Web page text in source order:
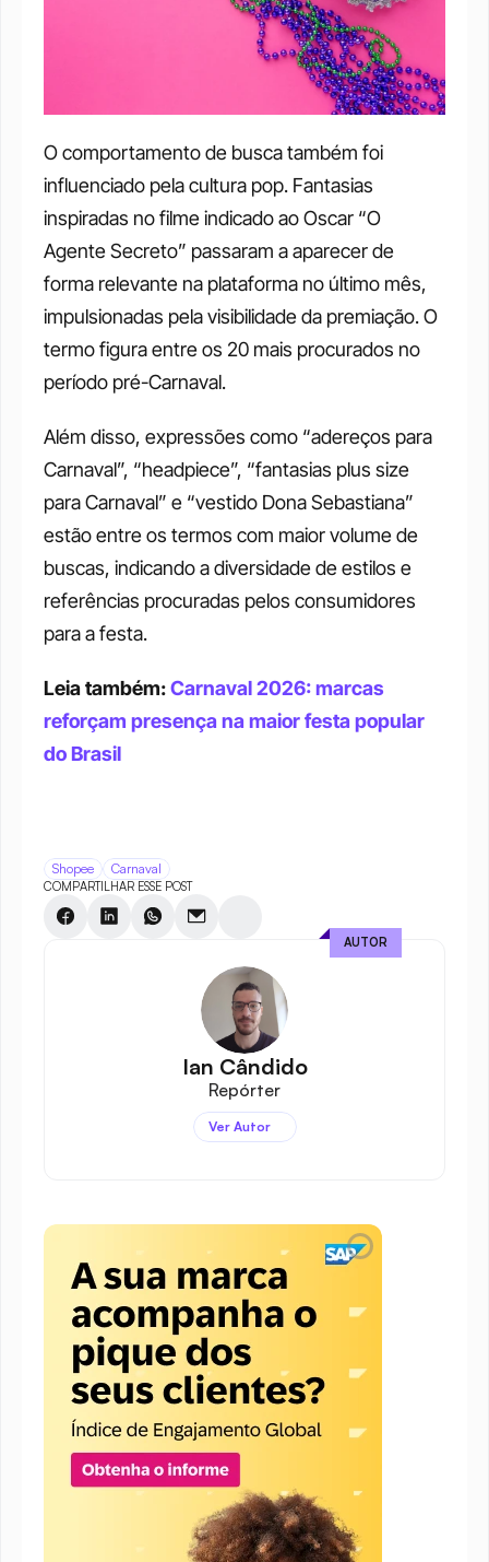
O comportamento de busca também foi
influenciado pela cultura pop. Fantasias
inspiradas no filme indicado ao Oscar “O
Agente Secreto” passaram a aparecer de
forma relevante na plataforma no último mês,
impulsionadas pela visibilidade da premiação. O
termo figura entre os 20 mais procurados no
período pré-Carnaval.
Além disso, expressões como “adereços para
Carnaval”, “headpiece”, “fantasias plus size
para Carnaval” e “vestido Dona Sebastiana”
estão entre os termos com maior volume de
buscas, indicando a diversidade de estilos e
referências procuradas pelos consumidores
para a festa.
Leia também: Carnaval 2026: marcas
reforçam presença na maior festa popular
do Brasil
Shopee Carnaval
COMPARTILHAR ESSE POST
Ian Cândido
Repórter
Ver Autor
AUTOR